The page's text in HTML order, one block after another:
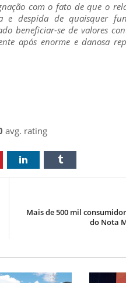
com o fato de que o
despida de quaisquer
beneficiar-se de valores
após enorme e danosa
avg. rating
Mais de 500 mil
do Nota